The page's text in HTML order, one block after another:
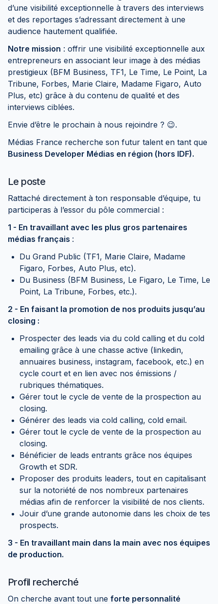
d’une visibilité exceptionnelle à travers des interviews
et des reportages s’adressant directement à une
audience hautement qualifiée.
Notre mission : offrir une visibilité exceptionnelle aux
entrepreneurs en associant leur image à des médias
prestigieux (BFM Business, TF1, Le Time, Le Point, La
Tribune, Forbes, Marie Claire, Madame Figaro, Auto
Plus, etc) grâce à du contenu de qualité et des
interviews ciblées.
Envie d’être le prochain à nous rejoindre ? 😉.
Médias France recherche son futur talent en tant que
Business Developer Médias en région (hors IDF).
Le poste
Rattaché directement à ton responsable d’équipe, tu
participeras à l’essor du pôle commercial :
1 - En travaillant avec les plus gros partenaires
médias français :
Du Grand Public (TF1, Marie Claire, Madame
Figaro, Forbes, Auto Plus, etc).
Du Business (BFM Business, Le Figaro, Le Time, Le
Point, La Tribune, Forbes, etc.).
2 - En faisant la promotion de nos produits jusqu’au
closing :
Prospecter des leads via du cold calling et du cold
emailing grâce à une chasse active (linkedin,
annuaires business, instagram, facebook, etc.) en
cycle court et en lien avec nos émissions /
rubriques thématiques.
Gérer tout le cycle de vente de la prospection au
closing.
Générer des leads via cold calling, cold email.
Gérer tout le cycle de vente de la prospection au
closing.
Bénéficier de leads entrants grâce nos équipes
Growth et SDR.
Proposer des produits leaders, tout en capitalisant
sur la notoriété de nos nombreux partenaires
médias afin de renforcer la visibilité de nos clients.
Jouir d’une grande autonomie dans les choix de tes
prospects.
3 - En travaillant main dans la main avec nos équipes
de production.
Profil recherché
On cherche avant tout une forte personnalité